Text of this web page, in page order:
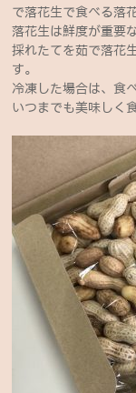
で落花生で食べる落
落花生は鮮度が重要
採れたてを茹で落花
す。
冷凍した場合は、食
いつまでも美味しく